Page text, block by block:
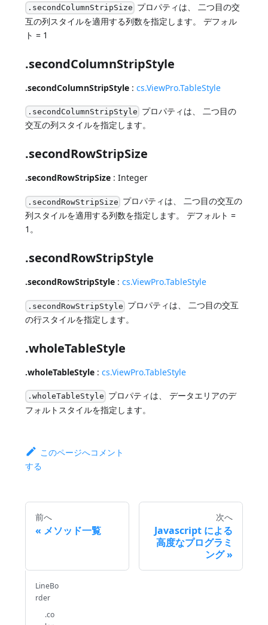
.secondColumnStripSize プロパティは、 二つ目の交
互の列スタイルを適用する列数を指定します。 デフォル
ト = 1
.secondColumnStripStyle
.secondColumnStripStyle :cs.ViewPro.TableStyle
.secondColumnStripStyle プロパティは、 二つ目の
交互の列スタイルを指定します。
.secondRowStripSize
.secondRowStripSize : Integer
.secondRowStripSize プロパティは、 二つ目の交互の
列スタイルを適用する列数を指定します。 デフォルト =
1。
.secondRowStripStyle
.secondRowStripStyle :cs.ViewPro.TableStyle
.secondRowStripStyle プロパティは、 二つ目の交互
の行スタイルを指定します。
.wholeTableStyle
.wholeTableStyle :cs.ViewPro.TableStyle
.wholeTableStyle プロパティは、 データエリアのデ
フォルトスタイルを指定します。
このページへコメント
する
前へ
メソッド一覧
次へ
Javascript による
高度なプログラミ
ング
LineBo
rder
.co